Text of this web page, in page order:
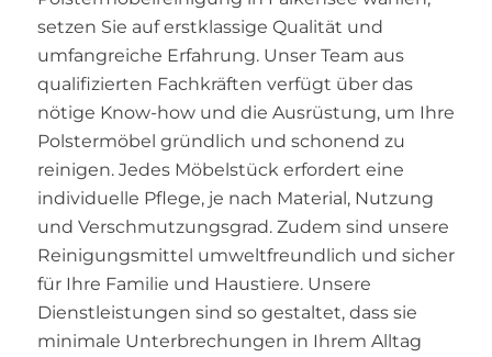
setzen Sie auf erstklassige Qualität und
umfangreiche Erfahrung. Unser Team aus
qualifizierten Fachkräften verfügt über das
nötige Know-how und die Ausrüstung, um Ihre
Polstermöbel gründlich und schonend zu
reinigen. Jedes Möbelstück erfordert eine
individuelle Pflege, je nach Material, Nutzung
und Verschmutzungsgrad. Zudem sind unsere
Reinigungsmittel umweltfreundlich und sicher
für Ihre Familie und Haustiere. Unsere
Dienstleistungen sind so gestaltet, dass sie
minimale Unterbrechungen in Ihrem Alltag